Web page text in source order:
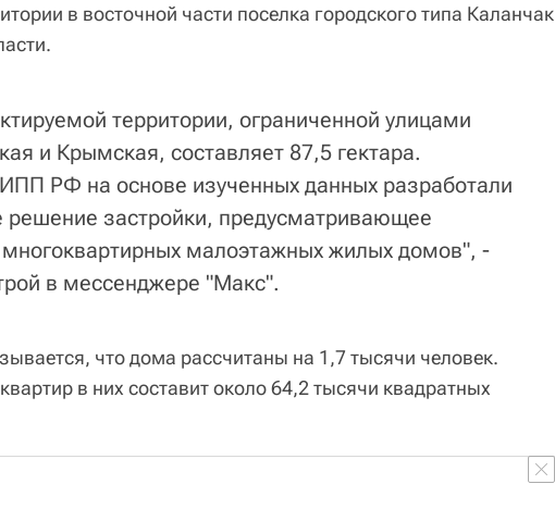
в восточной части поселка городского типа Каланчак
территории, ограниченной улицами
и Крымская, составляет 87,5 гектара.
РФ на основе изученных данных разработали
решение застройки, предусматривающее
малоэтажных жилых домов", -
в мессенджере "Макс".
что дома рассчитаны на 1,7 тысячи человек.
в них составит около 64,2 тысячи квадратных